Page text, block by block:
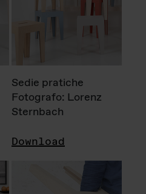
Sedie pratiche
Fotografo: Lorenz
Sternbach
Download